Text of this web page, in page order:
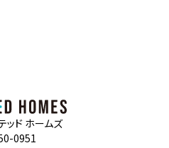
ッド ホームズ
0951